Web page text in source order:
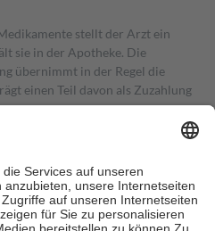
stellt der Arzt ein
sie in der Apotheke. Die
übernimmt in der Regel die
einen Teil davon als Zuzahlung
in Höhe von zehn
nie mehr als die tatsächlichen
auch für Online-Apotheken.
beträgt die